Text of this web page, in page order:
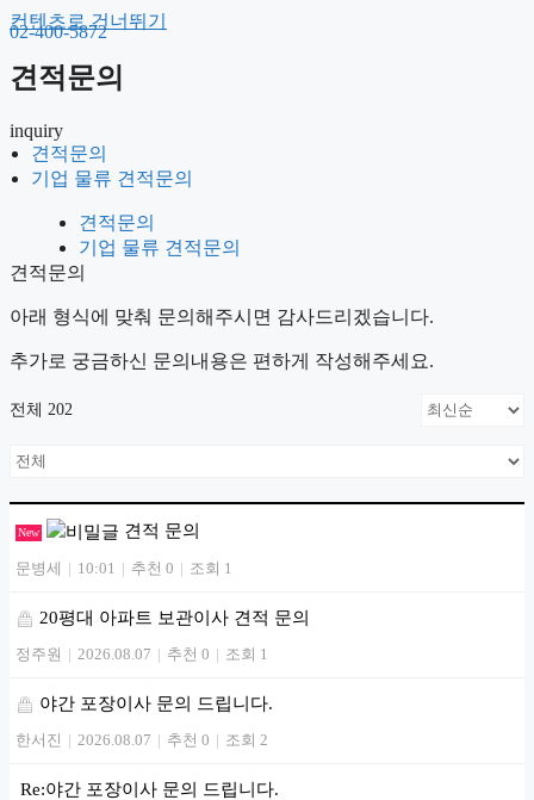
컨텐츠로 건너뛰기
견적문의
기업 물류 견적문의
02-400-5872
견적문의
inquiry
견적문의
기업 물류 견적문의
견적문의
기업 물류 견적문의
견적문의
아래 형식에 맞춰 문의해주시면 감사드리겠습니다.
추가로 궁금하신 문의내용은 편하게 작성해주세요.
전체 202
New 견적 문의
문병세 | 10:01 | 추천 0 | 조회 1
20평대 아파트 보관이사 견적 문의
정주원 | 2026.08.07 | 추천 0 | 조회 1
야간 포장이사 문의 드립니다.
한서진 | 2026.08.07 | 추천 0 | 조회 2
Re:야간 포장이사 문의 드립니다.